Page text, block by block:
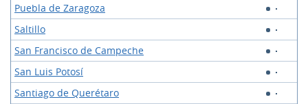
Puebla de Zaragoza
Saltillo
San Francisco de Campeche
San Luis Potosí
Santiago de Querétaro